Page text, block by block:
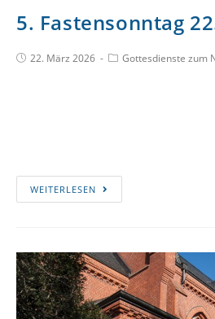
5. Fastensonntag
22. März 2026 Gottesdienste zum
WEITERLESEN